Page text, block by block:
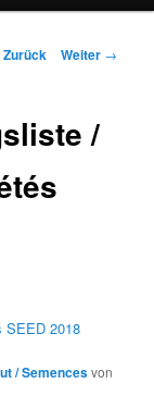
Zurück Weiter →
/
SEED 2018
/ Semencesvon